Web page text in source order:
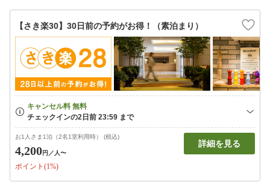
【さき楽30】30日前の予約がお得！（素泊まり）
お1人さま1泊（2名1室利用時） (税込)
4,200円 ／人〜
ポイント(1%)
詳細を見る